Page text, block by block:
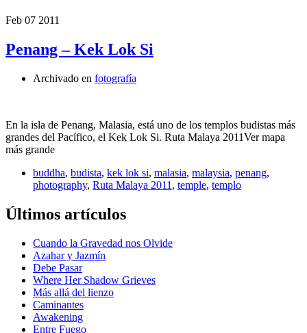
Feb 07 2011
Penang – Kek Lok Si
Archivado en fotografía
En la isla de Penang, Malasia, está uno de los templos budistas más
grandes del Pacífico, el Kek Lok Si. Ruta Malaya 2011Ver mapa
más grande
buddha, budista, kek lok si, malasia, malaysia, penang,
photography, Ruta Malaya 2011 , temple, templo
Últimos artículos
Cuando la Gravedad nos Olvide
Azahar y Jazmín
Debe Pasar
Where Her Shadow Grieves
Más allá del lienzo
Caminantes
Awakening
Entre Fuego